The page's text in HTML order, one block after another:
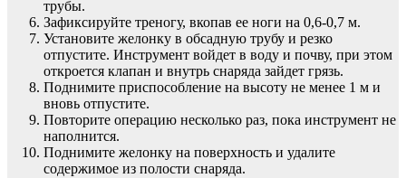
трубы.
Зафиксируйте треногу, вкопав ее ноги на 0,6-0,7 м.
Установите желонку в обсадную трубу и резко
отпустите. Инструмент войдет в воду и почву, при этом
откроется клапан и внутрь снаряда зайдет грязь.
Поднимите приспособление на высоту не менее 1 м и
вновь отпустите.
Повторите операцию несколько раз, пока инструмент не
наполнится.
Поднимите желонку на поверхность и удалите
содержимое из полости снаряда.